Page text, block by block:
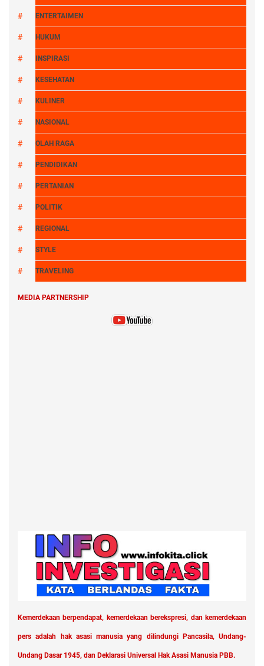
ENTERTAIMEN
HUKUM
INSPIRASI
KESEHATAN
KULINER
NASIONAL
OLAH RAGA
PENDIDIKAN
PERTANIAN
POLITIK
REGIONAL
STYLE
TRAVELING
MEDIA PARTNERSHIP
Kemerdekaan berpendapat, kemerdekaan berekspresi, dan kemerdekaan
pers adalah hak asasi manusia yang dilindungi Pancasila, Undang-
Undang Dasar 1945, dan Deklarasi Universal Hak Asasi Manusia PBB.